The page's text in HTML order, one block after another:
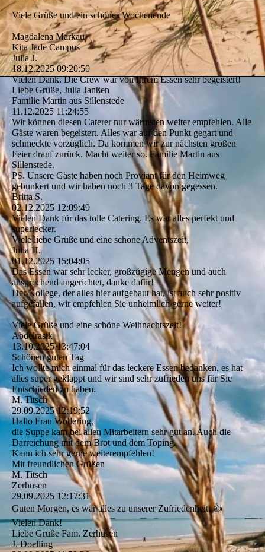
Viele Grüße und ein schönes Wochenende
Magdalena Markau
Kita Jade Campus
Julia J.
18.12.2025 09:20:50
Vielen Dank. Die Crew war von Ihrem Essen sehr begeistert!
Liebe Grüße, Julia Janßen
Familie Martin aus Sillenstede
11.12.2025 11:24:55
Wir können diesen Caterer nur wärmsten weiter empfehlen. Alle
Gäste waren begeistert. Alles war auf den Punkt gegart und
schmeckte vorzüglich. Da kommen wir zur nächsten großen
Feier drauf zurück. Macht weiter so. Familie Martin aus
Sillenstede.
PS. Unsere Gäste haben noch Proviant für den Heimweg
gebunkert und wir haben noch 3 Tage davon gegessen.
Britta S.
02.12.2025 12:09:49
Vielen Dank für das tolle Catering. Es war alles perfekt und
superlecker.
Viele liebe Grüße und eine schöne Adventszeit,
Julia H.
01.12.2025 15:04:05
Das Essen war sehr lecker, großzügige Mengen und auch
ansprechend angerichtet, danke dafür!
Der Kollege, der alles hier aufgebaut hat, ist auch sehr positiv
aufgefallen, wir empfehlen Sie unheimlich gerne weiter!
Viele Grüße und eine schöne Weihnachtszeit!
Abdelrasik
13.10.2025 13:47:04
Schönen guten Tag
Ich wollte mich einmal für das leckere Essen bedanken, es hat
alles super geklappt und wir sind sehr zufrieden uns für Sie
Entschieden zu haben.
M. Titsch
29.09.2025 12:19:52
Hallo Frau Wollering,
die Suppe kam bei allen Mitarbeitern sehr gut an. Auch die
Darreichung mit dem Brot und dem Toping.
Kann ich sehr gerne weiterempfehlen!
Mit freundlichen Grüßen
M. Titsch
Zerhusen
29.09.2025 12:17:31
Guten Morgen, es war alles zu unserer Zufriedenheit. 👍
Vielen Dank!
Liebe Grüße Fam. Zerhusen
J. Doelling